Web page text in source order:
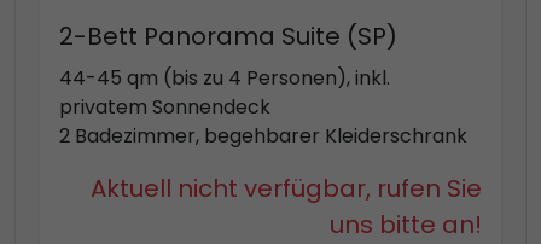
2-Bett Panorama Suite (SP)
44-45 qm (bis zu 4 Personen), inkl.
privatem Sonnendeck
2 Badezimmer, begehbarer Kleiderschrank
Aktuell nicht verfügbar, rufen Sie
uns bitte an!